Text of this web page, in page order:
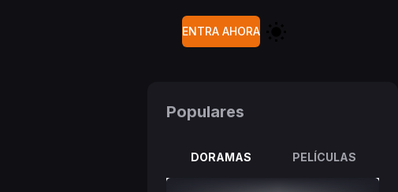
ENTRA AHORA
Populares
DORAMAS PELÍCULAS